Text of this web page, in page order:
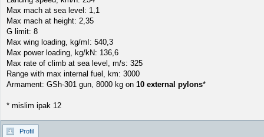
Max mach at sea level: 1,1
Max mach at height: 2,35
G limit: 8
Max wing loading, kg/mІ: 540,3
Max power loading, kg/kN: 136,6
Max rate of climb at sea level, m/s: 325
Range with max internal fuel, km: 3000
Armament: GSh-301 gun, 8000 kg on 10 external pylons*
* mislim ipak 12
Profil